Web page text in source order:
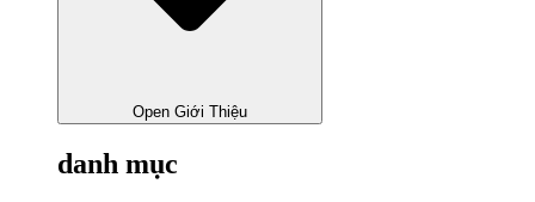
Open Giới Thiệu
danh mục